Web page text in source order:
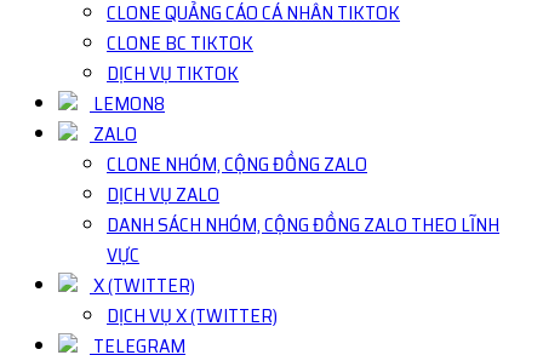
CLONE QUẢNG CÁO CÁ NHÂN TIKTOK
CLONE BC TIKTOK
DỊCH VỤ TIKTOK
LEMON8
ZALO
CLONE NHÓM, CỘNG ĐỒNG ZALO
DỊCH VỤ ZALO
DANH SÁCH NHÓM, CỘNG ĐỒNG ZALO THEO LĨNH
VỰC
X (TWITTER)
DỊCH VỤ X (TWITTER)
TELEGRAM